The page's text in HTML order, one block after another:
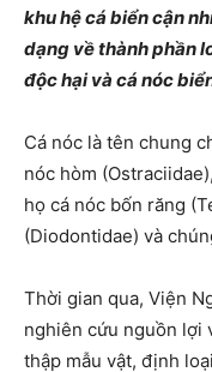
khu hệ cá biển cận
dạng về thành phần
độc hại và cá nóc
Cá nóc là tên chung
nóc hòm
họ cá nóc bốn răng
(Diodontidae) và
Thời gian qua, Viện
nghiên cứu nguồn lợi
thập mẫu vật, định